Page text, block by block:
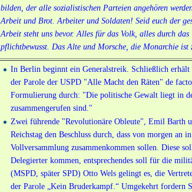
bilden, der alle sozialistischen Parteien angehören
Arbeit und Brot. Arbeiter und Soldaten! Seid euch der
Arbeit steht uns bevor. Alles für das Volk, alles durch
pflichtbewusst. Das Alte und Morsche, die Monarchie ist
In Berlin beginnt ein Generalstreik. Schließlich
der Parole der USPD "Alle Macht den Räten" de
Formulierung durch: "Die politische Gewalt liegt in
zusammengerufen sind."
Zwei führende "Revolutionäre Obleute", Emil Barth
Reichstag den Beschluss durch, dass von morgen an
Vollversammlung zusammenkommen sollen. Diese
Delegierter kommen, entsprechendes soll für die
(MSPD, später SPD) Otto Wels gelingt es, die
der Parole „Kein Bruderkampf.“ Umgekehrt fordern